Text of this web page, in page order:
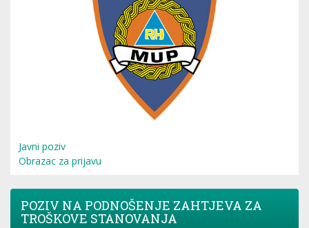
Javni poziv
Obrazac za prijavu
POZIV NA PODNOŠENJE ZAHTJEVA ZA
TROŠKOVE STANOVANJA